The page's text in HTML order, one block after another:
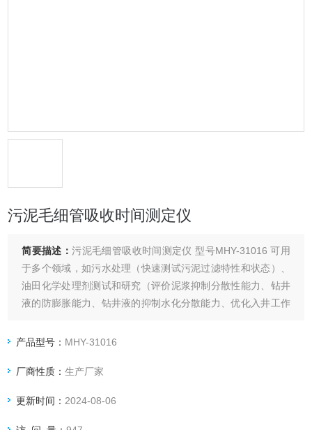
污泥毛细管吸收时间测定仪
简要描述：污泥毛细管吸收时间测定仪 型号MHY-31016 可用
于多个领域，如污水处理（快速测试污泥过滤特性和状态）、
油田化学处理剂测试和研究（评价泥浆抑制分散性能力、钻井
液的防膨胀能力、钻井液的抑制水化分散能力、优化入井工作
页岩分类的新方法）。
产品型号： MHY-31016
厂商性质：生产厂家
更新时间： 2024-08-06